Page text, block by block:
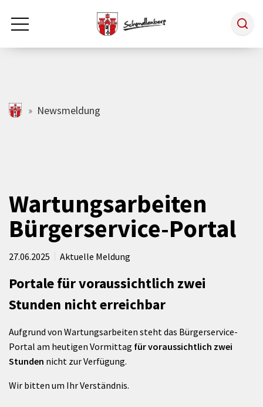
Zum Hauptinhalt springen
Rathaus & Politik
Freizeit & Kultur
Wirtschaft
schmallenberg.de
Newsmeldung
Wartungsarbeiten
Bürgerservice-Portal
27.06.2025 Aktuelle Meldung
Portale für voraussichtlich zwei
Stunden nicht erreichbar
Aufgrund von Wartungsarbeiten steht das Bürgerservice-
Portal am heutigen Vormittag für voraussichtlich zwei
Stunden nicht zur Verfügung.
Wir bitten um Ihr Verständnis.